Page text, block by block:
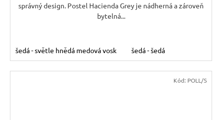
správný design. Postel Hacienda Grey je nádherná a zároveň
bytelná...
šedá - světle hnědá medová vosk šedá - šedá
Kód: POLL/S